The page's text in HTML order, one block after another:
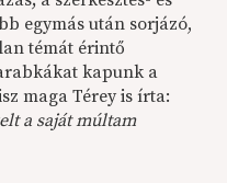
egymás után sorjázó,
témát érintő
kapunk a
maga Térey is írta:
a saját múltam